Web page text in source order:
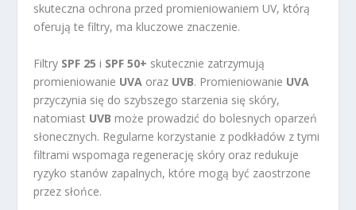
skuteczna ochrona przed promieniowaniem UV, którą
oferują te filtry, ma kluczowe znaczenie.
Filtry SPF 25 i SPF 50+ skutecznie zatrzymują
promieniowanie UVA oraz UVB. Promieniowanie UVA
przyczynia się do szybszego starzenia się skóry,
natomiast UVB może prowadzić do bolesnych oparzeń
słonecznych. Regularne korzystanie z podkładów z tymi
filtrami wspomaga regenerację skóry oraz redukuje
ryzyko stanów zapalnych, które mogą być zaostrzone
przez słońce.